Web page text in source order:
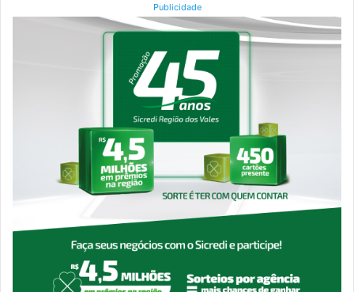
Publicidade